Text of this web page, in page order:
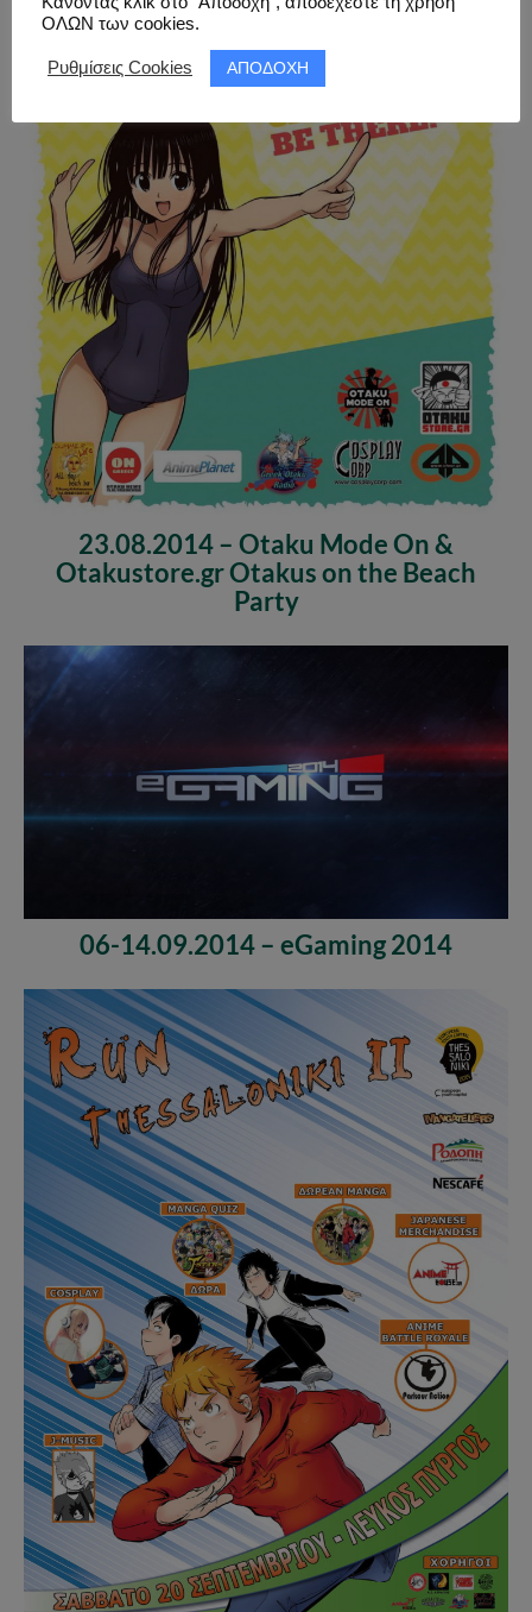
23.08.2014 – Otaku Mode On &
Otakustore.gr Otakus on the Beach
Party
06-14.09.2014 – eGaming 2014
ΟΛΩΝ των cookies.
Ρυθμίσεις Cookies ΑΠΟΔΟΧΗ